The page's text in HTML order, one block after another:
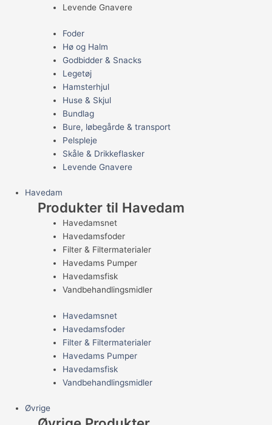
Levende Gnavere
Foder
Hø og Halm
Godbidder & Snacks
Legetøj
Hamsterhjul
Huse & Skjul
Bundlag
Bure, løbegårde & transport
Pelspleje
Skåle & Drikkeflasker
Levende Gnavere
Havedam
Produkter til Havedam
Havedamsnet
Havedamsfoder
Filter & Filtermaterialer
Havedams Pumper
Havedamsfisk
Vandbehandlingsmidler
Havedamsnet
Havedamsfoder
Filter & Filtermaterialer
Havedams Pumper
Havedamsfisk
Vandbehandlingsmidler
Øvrige